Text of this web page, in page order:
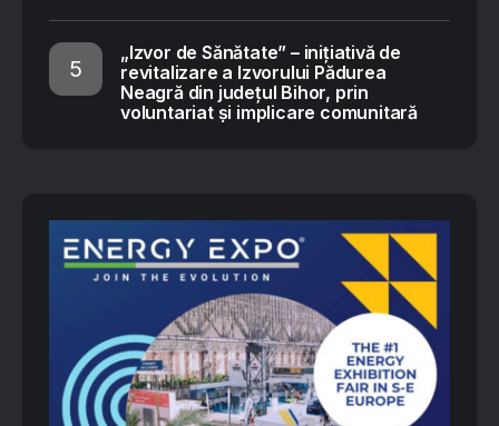
„Izvor de Sănătate” – inițiativă de
revitalizare a Izvorului Pădurea
Neagră din județul Bihor, prin
voluntariat și implicare comunitară